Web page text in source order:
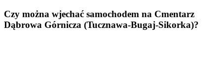
Czy można wjechać samochodem na Cmentarz
Dąbrowa Górnicza (Tucznawa-Bugaj-Sikorka)?